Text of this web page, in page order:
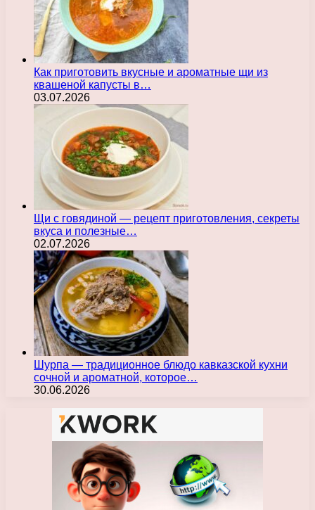
Как приготовить вкусные и ароматные щи из
квашеной капусты в…
03.07.2026
Щи с говядиной — рецепт приготовления, секреты
вкуса и полезные…
02.07.2026
Шурпа — традиционное блюдо кавказской кухни
сочной и ароматной, которое…
30.06.2026